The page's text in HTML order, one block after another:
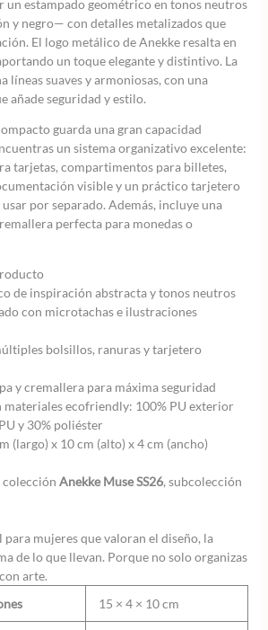
un estampado geométrico en tonos neutros
y negro— con detalles metalizados que
El logo metálico de Anekke resalta en
un toque elegante y distintivo. La
líneas suaves y armoniosas, con una
añade seguridad y estilo.
guarda una gran capacidad
un sistema organizativo excelente:
tarjetas, compartimentos para billetes,
visible y un práctico tarjetero
por separado. Además, incluye una
perfecta para monedas o
de inspiración abstracta y tonos neutros
con microtachas e ilustraciones
bolsillos, ranuras y tarjetero
y cremallera para máxima seguridad
materiales ecofriendly: 100% PU exterior
y 30% poliéster
(largo) x 10 cm (alto) x 4 cm (ancho)
colecciónAnekke Muse SS26, subcolección
para mujeres que valoran el diseño, la
de lo que llevan. Porque no solo organizas
arte.
15 × 4 × 10 cm